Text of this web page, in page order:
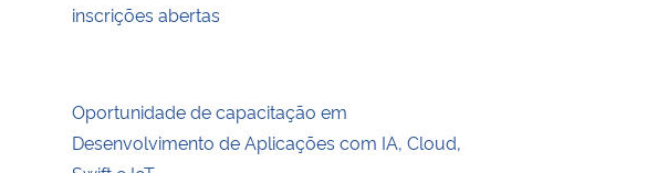
inscrições abertas
Oportunidade de capacitação em
Desenvolvimento de Aplicações com IA, Cloud,